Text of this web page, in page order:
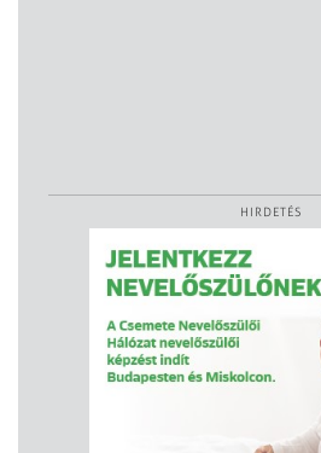
HIRDETÉS